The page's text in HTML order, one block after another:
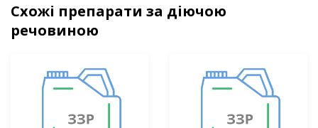
Схожі препарати за діючою
речовиною